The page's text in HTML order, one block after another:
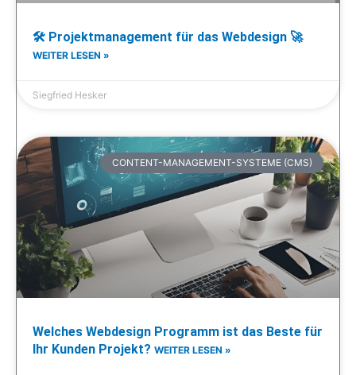
🛠 Projektmanagement für das Webdesign 🚀
WEITER LESEN »
Siegfried Hesker
CONTENT-MANAGEMENT-SYSTEME (CMS)
Welches Webdesign Programm ist das Beste für
Ihr Kunden Projekt? WEITER LESEN »